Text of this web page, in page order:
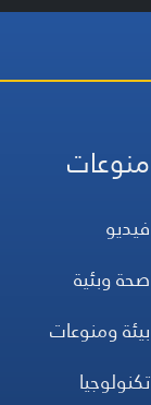
منوعات
فيديو
صحة وبئية
بيئة ومنوعات
تكنولوجيا